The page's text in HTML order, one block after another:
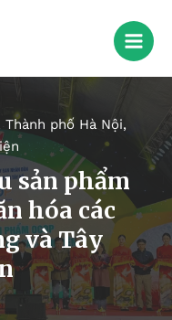
Thành phố Hà Nội,
sản phẩm
hóa các
và Tây